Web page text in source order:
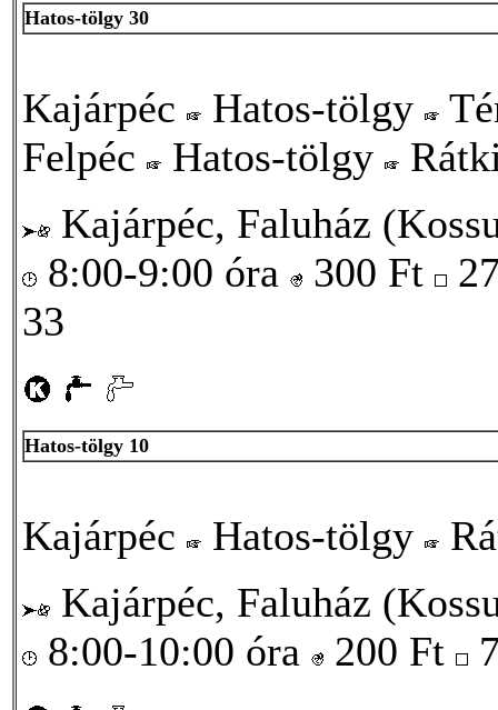
Hatos-tölgy 30
Kajárpéc Hatos-tölgy
Felpéc
Hatos-tölgy
Kajárpéc, Faluház
8:00-9:00 óra
300 Ft
33
Hatos-tölgy 10
Kajárpéc Hatos-tölgy
Kajárpéc, Faluház
8:00-10:00 óra
200 Ft